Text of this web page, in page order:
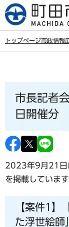
こ
の
トップページ市政情報
市長記者
日開催分
2023年9月21日
を掲載しています
【案件1】
た浮世絵師